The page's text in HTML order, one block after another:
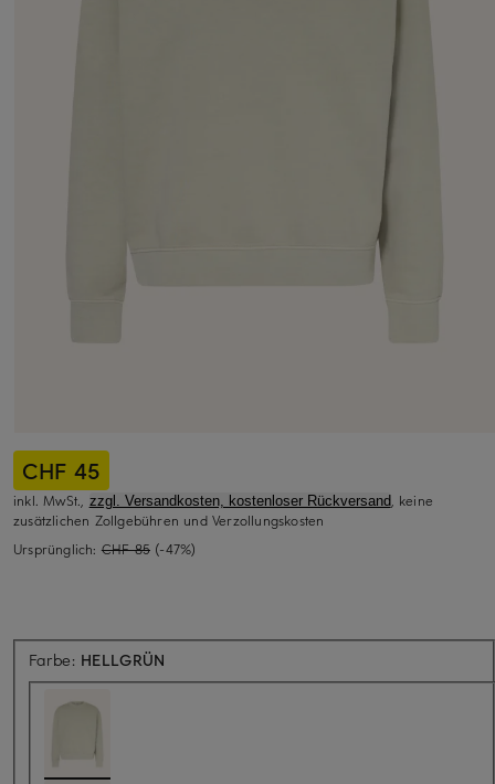
CHF 45
inkl. MwSt., zzgl. Versandkosten, kostenloser Rückversand, keine
zusätzlichen Zollgebühren und Verzollungskosten
Ursprünglich: CHF 85 (-47%)
Farbe: HELLGRÜN